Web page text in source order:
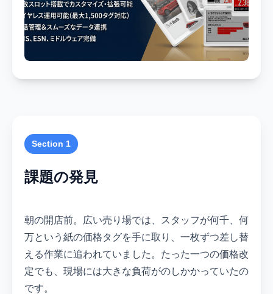
Section 1
課題の発見
朝の開店前。広い売り場では、スタッフが何千、何
万という紙の価格タグを手に取り、一枚ずつ差し替
える作業に追われていました。たった一つの価格改
定でも、現場には大きな負荷がのしかかっていたの
です。